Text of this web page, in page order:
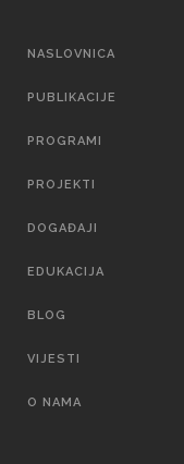
MAIN
NASLOVNICA
PUBLIKACIJE
PROGRAMI
PROJEKTI
DOGAĐAJI
EDUKACIJA
BLOG
VIJESTI
O NAMA